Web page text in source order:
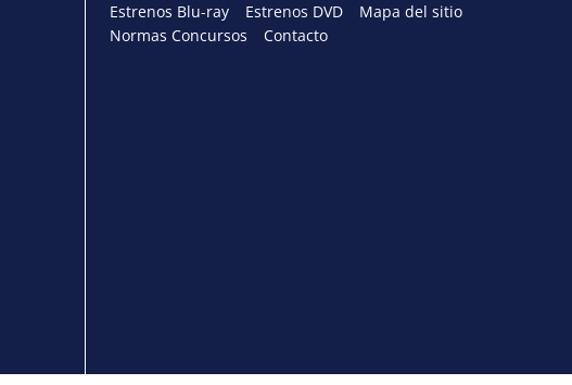
Estrenos Blu-ray
Estrenos DVD
Mapa del sitio
Normas Concursos
Contacto